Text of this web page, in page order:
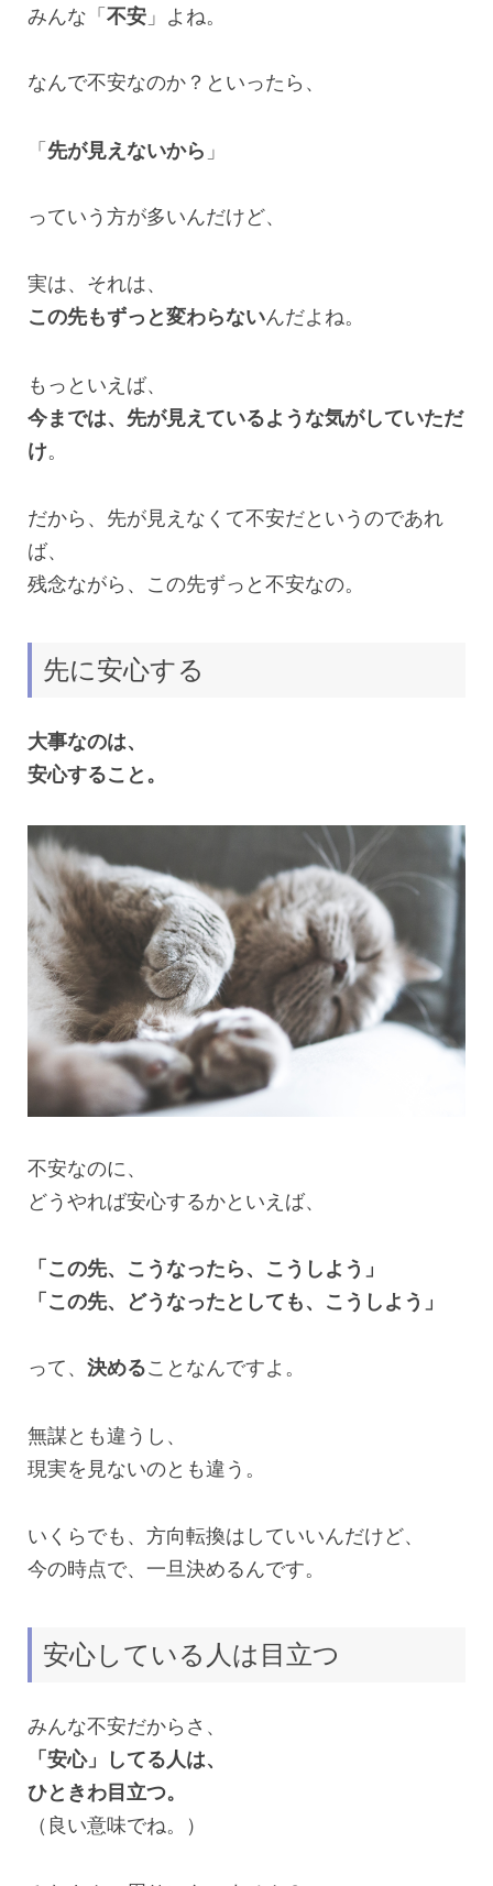
みんな「 不安 」よね。
なんで不安なのか？といったら、
「先が見えないから 」
っていう方が多いんだけど、
実は、それは、
この先もずっと変わらないんだよね。
もっといえば、
今までは、先が見えているような気がしていただ
け。
だから、先が見えなくて不安だというのであれ
ば、
残念ながら、この先ずっと不安なの。
先に安心する
大事なのは、
安心すること。
不安なのに、
どうやれば安心するかといえば、
「この先、こうなったら、こうしよう」
「この先、どうなったとしても、こうしよう」
って、 決めることなんですよ。
無謀とも違うし、
現実を見ないのとも違う。
いくらでも、方向転換はしていいんだけど、
今の時点で、一旦決めるんです。
安心している人は目立つ
みんな不安だからさ、
「安心」してる人は、
ひときわ目立つ。
（良い意味でね。）